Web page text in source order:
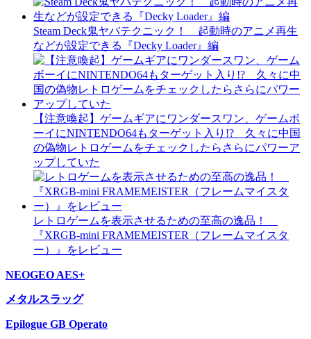
Steam Deck鬼ヤバテクニック！ 起動時のアニメ再生
などが設定できる『Decky Loader』編
【注意喚起】ゲームギアにワンダースワン、ゲームボ
ーイにNINTENDO64もターゲット入り!? 久々に中国
の偽物レトロゲームをチェックしたらさらにパワーア
ップしていた
レトロゲームを表示させるための至高の逸品！
『XRGB-mini FRAMEMEISTER（フレームマイスタ
ー）』をレビュー
NEOGEO AES+
メタルスラッグ
Epilogue GB Operato